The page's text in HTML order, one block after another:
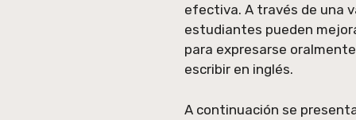
efectiva. A través de una
estudiantes pueden
para expresarse
escribir en inglés.
A continuación se